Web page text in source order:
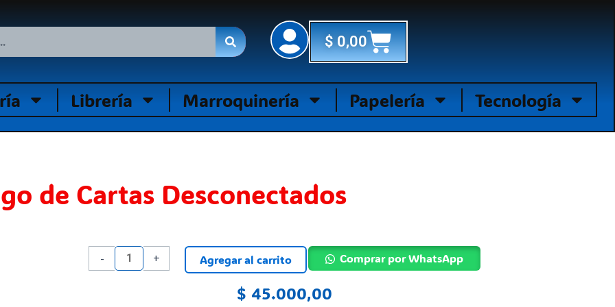
$0,00Cart
Librería Marroquinería Papelería Tecnología
de Cartas Desconectados
$ 45.000,00
-
Juego
de
+ Agregar al carrito Comprar por WhatsApp